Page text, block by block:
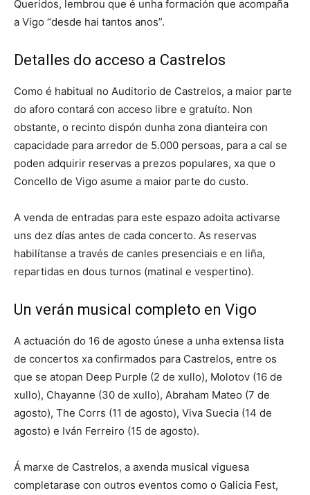
Queridos, lembrou que é unha formación que acompaña
a Vigo “desde hai tantos anos”.
Detalles do acceso a Castrelos
Como é habitual no Auditorio de Castrelos, a maior parte
do aforo contará con acceso libre e gratuíto. Non
obstante, o recinto dispón dunha zona dianteira con
capacidade para arredor de 5.000 persoas, para a cal se
poden adquirir reservas a prezos populares, xa que o
Concello de Vigo asume a maior parte do custo.
A venda de entradas para este espazo adoita activarse
uns dez días antes de cada concerto. As reservas
habilítanse a través de canles presenciais e en liña,
repartidas en dous turnos (matinal e vespertino).
Un verán musical completo en Vigo
A actuación do 16 de agosto únese a unha extensa lista
de concertos xa confirmados para Castrelos, entre os
que se atopan Deep Purple (2 de xullo), Molotov (16 de
xullo), Chayanne (30 de xullo), Abraham Mateo (7 de
agosto), The Corrs (11 de agosto), Viva Suecia (14 de
agosto) e Iván Ferreiro (15 de agosto).
Á marxe de Castrelos, a axenda musical viguesa
completarase con outros eventos como o Galicia Fest,